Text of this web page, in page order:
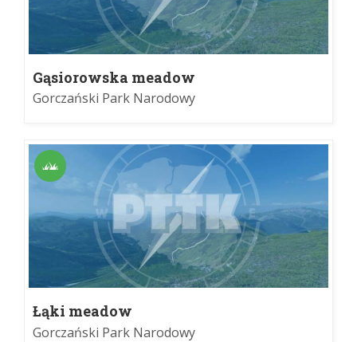
Gąsiorowska meadow
Gorczański Park Narodowy
Łąki meadow
Gorczański Park Narodowy